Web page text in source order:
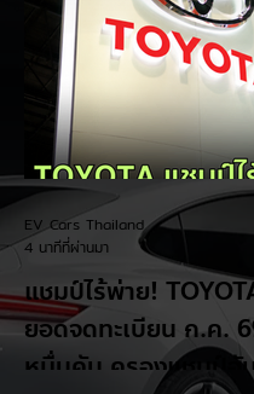
แชมป์ไร้พ่าย!
ยอดจดทะเบียน ก.ค.
หมื่นคัน ครองแชมป์อั
EV Cars Thailand
4 นาทีที่ผ่านมา